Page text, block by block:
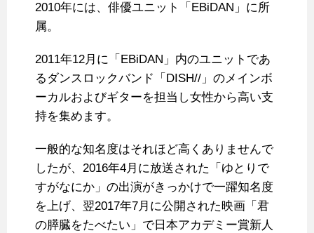
2010年には、俳優ユニット「EBiDAN」に所
属。
2011年12月に「EBiDAN」内のユニットであ
るダンスロックバンド「DISH//」のメインボ
ーカルおよびギターを担当し女性から高い支
持を集めます。
一般的な知名度はそれほど高くありませんで
したが、2016年4月に放送された「ゆとりで
すがなにか」の出演がきっかけで一躍知名度
を上げ、翌2017年7月に公開された映画「君
の膵臓をたべたい」で日本アカデミー賞新人